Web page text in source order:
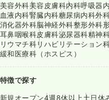
美容外科美容皮膚科内科呼吸器
血液内科腎臓内科糖尿病内科外
消化器外科脳神経外科整形外科
耳鼻咽喉科皮膚科泌尿器科精神
リウマチ科リハビリテーション
緩和医療科（ホスピス）
特徴で探す
新規オープン4週8休以上 土日休